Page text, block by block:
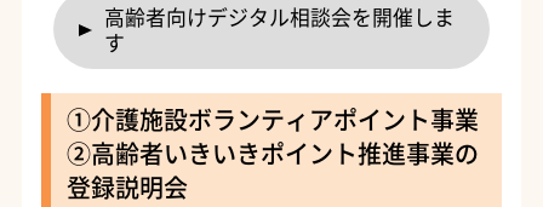
高齢者向けデジタル相談会を開催しま
す
①介護施設ボランティアポイント事業
②高齢者いきいきポイント推進事業の
登録説明会